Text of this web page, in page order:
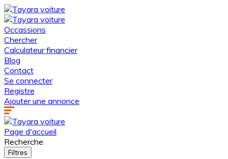
Occassions
Chercher
Calculateur financier
Blog
Contact
Se connecter
Registre
Ajouter une annonce
Page d'accueil
Recherche
Filtres